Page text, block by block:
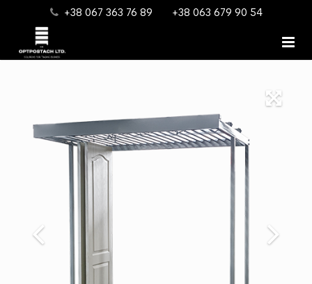
+38 067 363 76 89 +38 063 679 90 54
Про нас